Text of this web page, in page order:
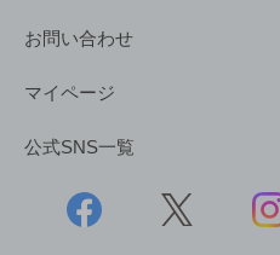
お問い合わせ
マイページ
公式SNS一覧